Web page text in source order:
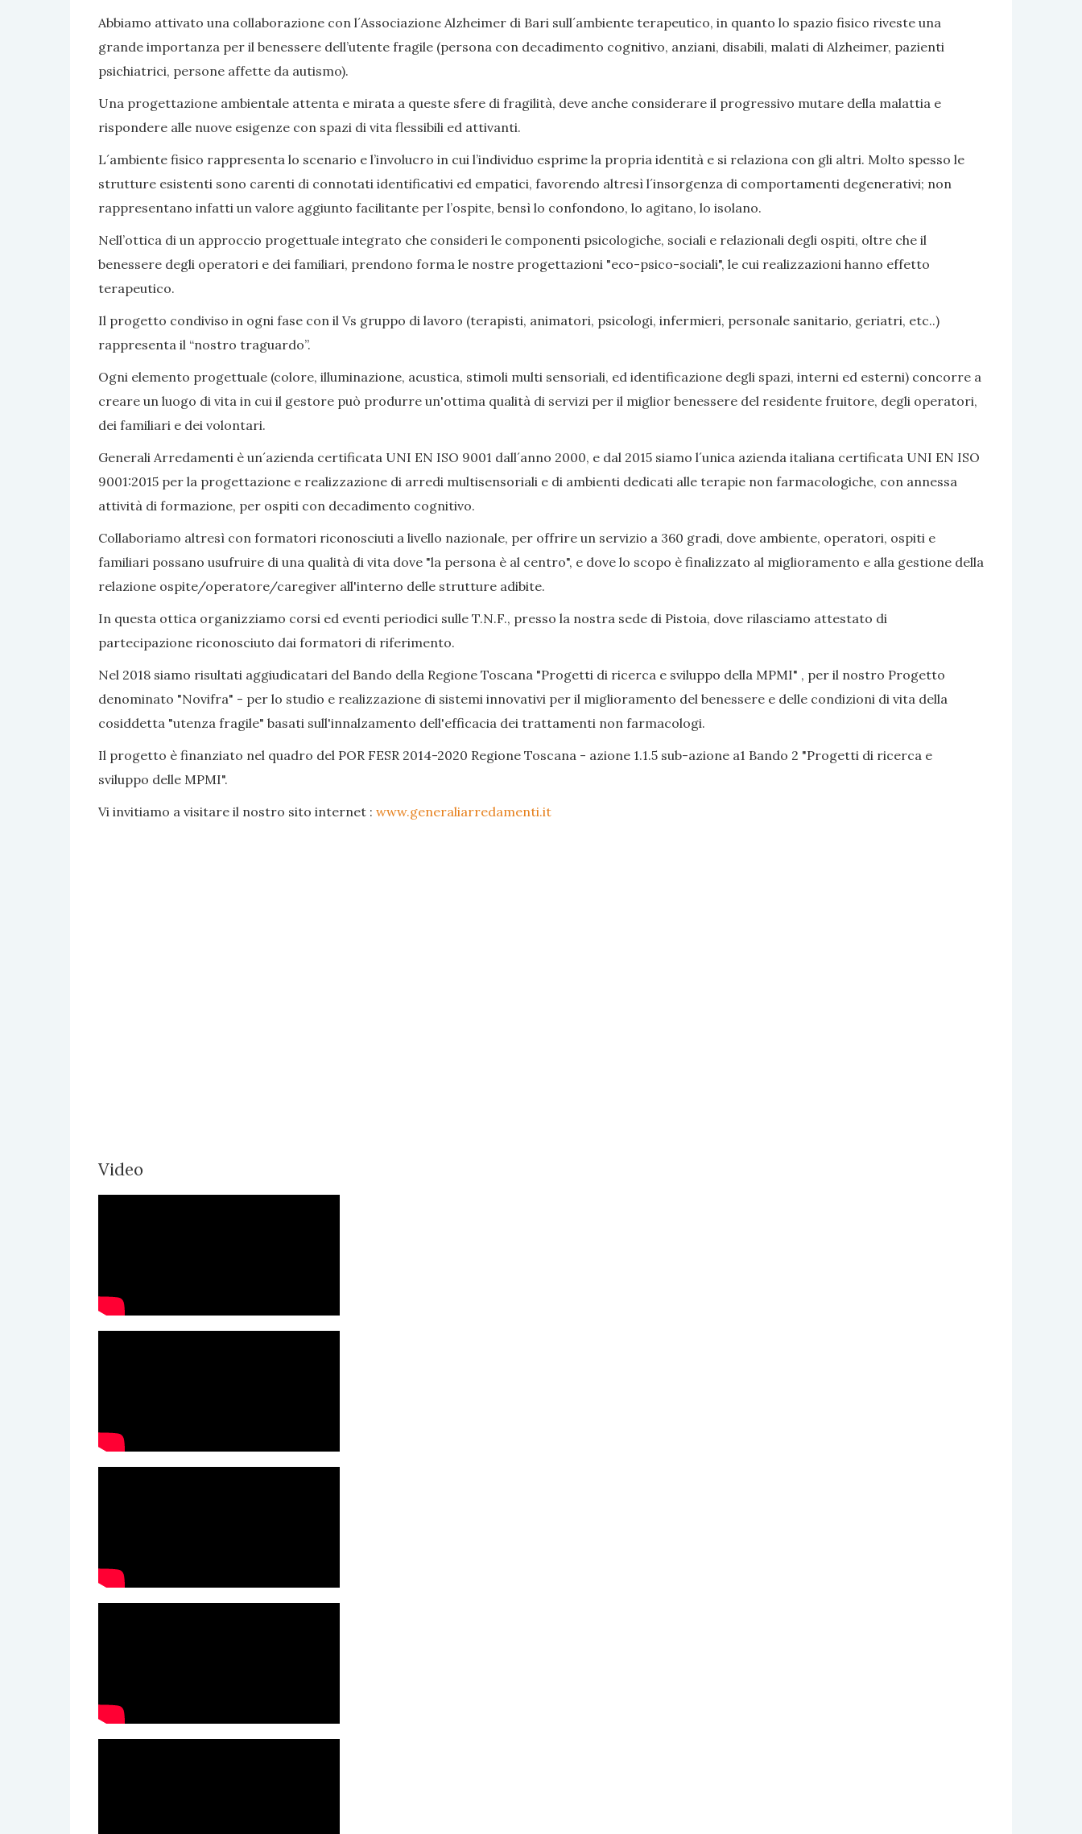
Abbiamo attivato una collaborazione con l´Associazione Alzheimer di Bari sull´ambiente terapeutico, in quanto lo spazio fisico riveste una
grande importanza per il benessere dell’utente fragile (persona con decadimento cognitivo, anziani, disabili, malati di Alzheimer, pazienti
psichiatrici, persone affette da autismo).
Una progettazione ambientale attenta e mirata a queste sfere di fragilità, deve anche considerare il progressivo mutare della malattia e
rispondere alle nuove esigenze con spazi di vita flessibili ed attivanti.
L´ambiente fisico rappresenta lo scenario e l’involucro in cui l’individuo esprime la propria identità e si relaziona con gli altri. Molto spesso le
strutture esistenti sono carenti di connotati identificativi ed empatici, favorendo altresì l´insorgenza di comportamenti degenerativi; non
rappresentano infatti un valore aggiunto facilitante per l’ospite, bensì lo confondono, lo agitano, lo isolano.
Nell’ottica di un approccio progettuale integrato che consideri le componenti psicologiche, sociali e relazionali degli ospiti, oltre che il
benessere degli operatori e dei familiari, prendono forma le nostre progettazioni "eco-psico-sociali", le cui realizzazioni hanno effetto
terapeutico.
Il progetto condiviso in ogni fase con il Vs gruppo di lavoro (terapisti, animatori, psicologi, infermieri, personale sanitario, geriatri, etc..)
rappresenta il “nostro traguardo”.
Ogni elemento progettuale (colore, illuminazione, acustica, stimoli multi sensoriali, ed identificazione degli spazi, interni ed esterni) concorre a
creare un luogo di vita in cui il gestore può produrre un'ottima qualità di servizi per il miglior benessere del residente fruitore, degli operatori,
dei familiari e dei volontari.
Generali Arredamenti è un´azienda certificata UNI EN ISO 9001 dall´anno 2000, e dal 2015 siamo l´unica azienda italiana certificata UNI EN ISO
9001:2015 per la progettazione e realizzazione di arredi multisensoriali e di ambienti dedicati alle terapie non farmacologiche, con annessa
attività di formazione, per ospiti con decadimento cognitivo.
Collaboriamo altresì con formatori riconosciuti a livello nazionale, per offrire un servizio a 360 gradi, dove ambiente, operatori, ospiti e
familiari possano usufruire di una qualità di vita dove "la persona è al centro", e dove lo scopo è finalizzato al miglioramento e alla gestione della
relazione ospite/operatore/caregiver all'interno delle strutture adibite.
In questa ottica organizziamo corsi ed eventi periodici sulle T.N.F., presso la nostra sede di Pistoia, dove rilasciamo attestato di
partecipazione riconosciuto dai formatori di riferimento.
Nel 2018 siamo risultati aggiudicatari del Bando della Regione Toscana "Progetti di ricerca e sviluppo della MPMI" , per il nostro Progetto
denominato "Novifra" - per lo studio e realizzazione di sistemi innovativi per il miglioramento del benessere e delle condizioni di vita della
cosiddetta "utenza fragile" basati sull'innalzamento dell'efficacia dei trattamenti non farmacologi.
Il progetto è finanziato nel quadro del POR FESR 2014-2020 Regione Toscana - azione 1.1.5 sub-azione a1 Bando 2 "Progetti di ricerca e
sviluppo delle MPMI".
Vi invitiamo a visitare il nostro sito internet : www.generaliarredamenti.it
Video